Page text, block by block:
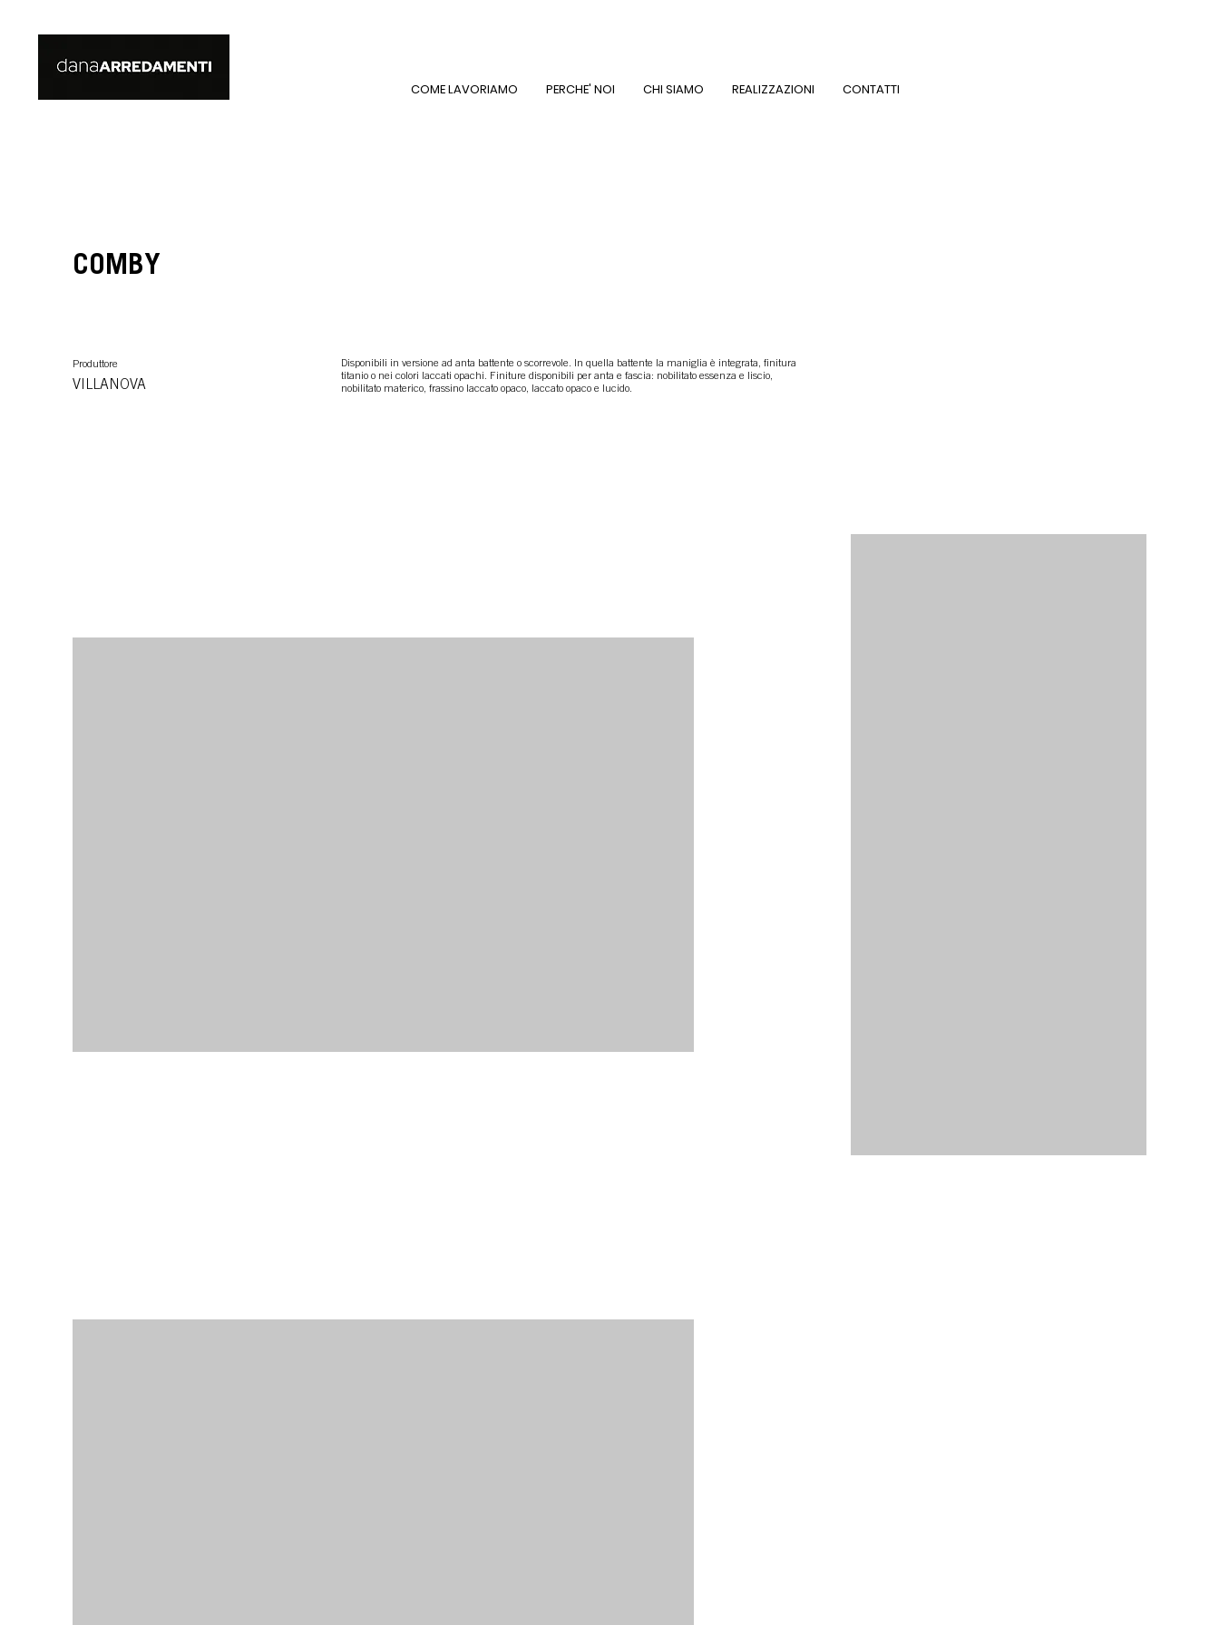
COME LAVORIAMO PERCHE' NOI CHI SIAMO REALIZZAZIONI CONTATTI
COMBY
Produttore
VILLANOVA
Disponibili in versione ad anta battente o scorrevole. In quella battente la maniglia è integrata, finitura
titanio o nei colori laccati opachi. Finiture disponibili per anta e fascia: nobilitato essenza e liscio,
nobilitato materico, frassino laccato opaco, laccato opaco e lucido.